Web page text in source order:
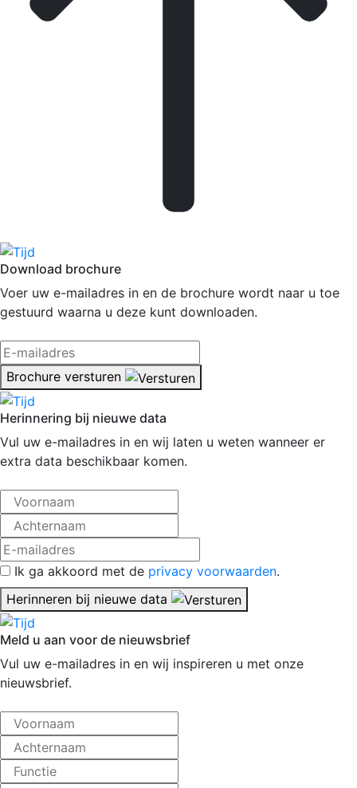
Download brochure
Voer uw e-mailadres in en de brochure wordt naar u toe
gestuurd waarna u deze kunt downloaden.
Brochure versturen
Herinnering bij nieuwe data
Vul uw e-mailadres in en wij laten u weten wanneer er
extra data beschikbaar komen.
Ik ga akkoord met de privacy voorwaarden.
Herinneren bij nieuwe data
Meld u aan voor de nieuwsbrief
Vul uw e-mailadres in en wij inspireren u met onze
nieuwsbrief.